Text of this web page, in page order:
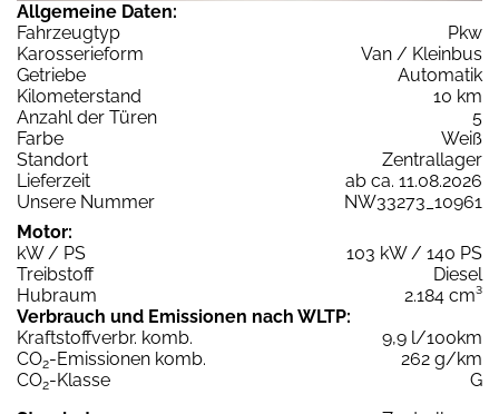
Allgemeine Daten:
Fahrzeugtyp
Pkw
Karosserieform
Van / Kleinbus
Getriebe
Automatik
Kilometerstand
10 km
Anzahl der Türen
5
Farbe
Weiß
Standort
Zentrallager
Lieferzeit
ab ca. 11.08.2026
Unsere Nummer
NW33273_10961
Motor:
kW / PS
103 kW / 140 PS
Treibstoff
Diesel
Hubraum
2.184 cm³
Verbrauch und Emissionen nach WLTP:
Kraftstoffverbr. komb.
9,9 l/100km
CO2-Emissionen komb.
262 g/km
CO2-Klasse
G